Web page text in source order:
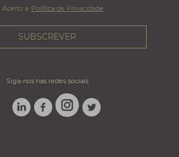
Aceito a Política de Privacidade
Siga-nos nas redes sociais
LINKEDINFACEBOOK
INSTAGRAM
TWITTER